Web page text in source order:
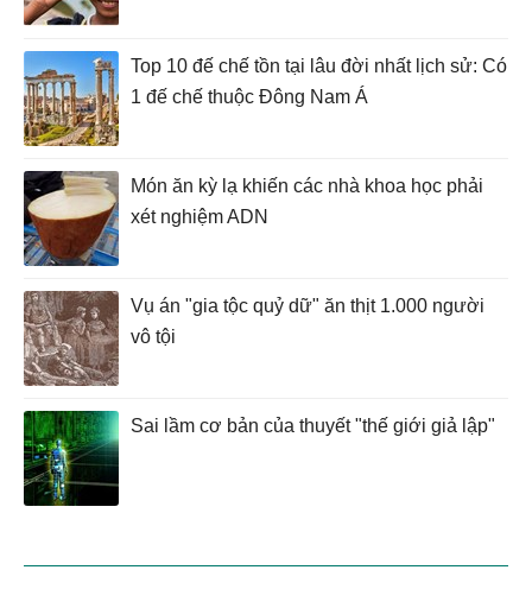
Top 10 đế chế tồn tại lâu đời nhất lịch sử: Có
1 đế chế thuộc Đông Nam Á
Món ăn kỳ lạ khiến các nhà khoa học phải
xét nghiệm ADN
Vụ án "gia tộc quỷ dữ" ăn thịt 1.000 người
vô tội
Sai lầm cơ bản của thuyết "thế giới giả lập"